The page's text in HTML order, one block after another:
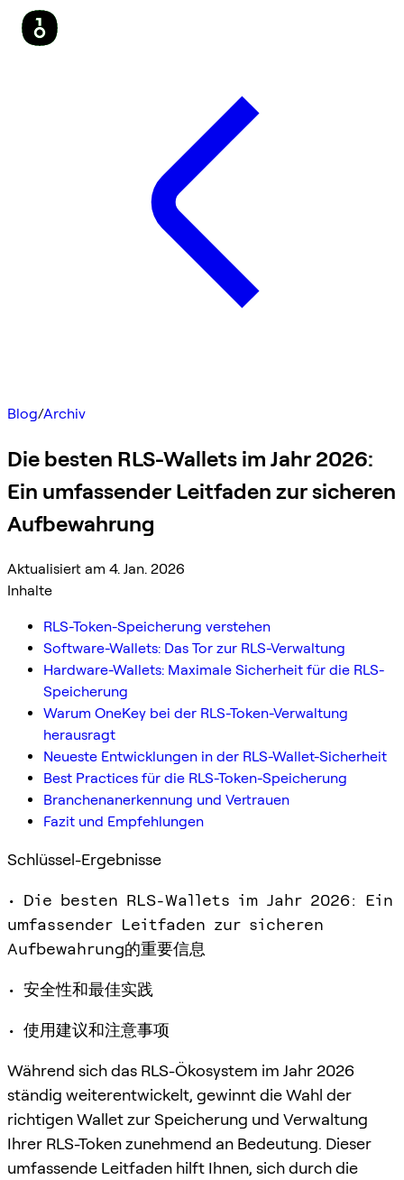
Blog/Archiv
Die besten RLS-Wallets im Jahr 2026:
Ein umfassender Leitfaden zur sicheren
Aufbewahrung
Aktualisiert am 4. Jan. 2026
Inhalte
RLS-Token-Speicherung verstehen
Software-Wallets: Das Tor zur RLS-Verwaltung
Hardware-Wallets: Maximale Sicherheit für die RLS-
Speicherung
Warum OneKey bei der RLS-Token-Verwaltung
herausragt
Neueste Entwicklungen in der RLS-Wallet-Sicherheit
Best Practices für die RLS-Token-Speicherung
Branchenanerkennung und Vertrauen
Fazit und Empfehlungen
Schlüssel-Ergebnisse
• Die besten RLS-Wallets im Jahr 2026: Ein
umfassender Leitfaden zur sicheren
Aufbewahrung的重要信息
• 安全性和最佳实践
• 使用建议和注意事项
Während sich das RLS-Ökosystem im Jahr 2026
ständig weiterentwickelt, gewinnt die Wahl der
richtigen Wallet zur Speicherung und Verwaltung
Ihrer RLS-Token zunehmend an Bedeutung. Dieser
umfassende Leitfaden hilft Ihnen, sich durch die